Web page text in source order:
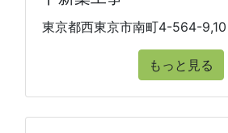
東京都西東京市南町4-564-9,10
もっと見る